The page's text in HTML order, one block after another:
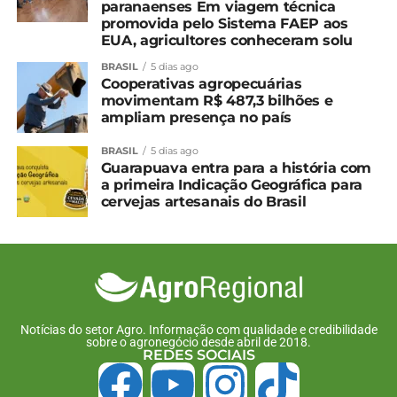
pó no Paraná
13 de janeiro, 2026
TÓPICOS RELACIONADOS:
UP NEXT
Paraná terá tempestades severas neste fim
de semana, aponta previsão do Simepar
NÃO PERCA
Nove produtos paranaenses tiveram
paranaenses Em viagem técnica
promovida pelo Sistema FAEP aos
EUA, agricultores conheceram solu
BRASIL 5 dias ago
Cooperativas agropecuárias
movimentam R$ 487,3 bilhões e
ampliam presença no país
BRASIL 5 dias ago
Guarapuava entra para a história com
a primeira Indicação Geográfica para
cervejas artesanais do Brasil
Notícias do setor Agro. Informação com qualidade e credibilidade
sobre o agronegócio desde abril de 2018.
REDES SOCIAIS